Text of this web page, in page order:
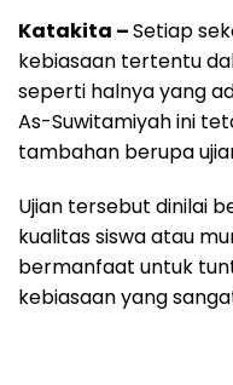
Katakita –Setiap
kebiasaan tertentu
seperti halnya yang
As-Suwitamiyah ini
tambahan berupa
Ujian tersebut dinilai
kualitas siswa atau
bermanfaat untuk
kebiasaan yang